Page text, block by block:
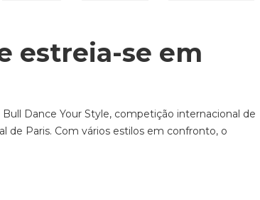
estreia-se em
Dance Your Style, competição internacional de
de Paris. Com vários estilos em confronto, o